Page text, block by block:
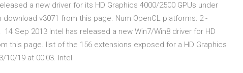
a new driver for its HD Graphics 4000/2500 GPUs under
v3071 from this page. Num OpenCL platforms: 2 -
14 Sep 2013 Intel has released a new Win7/Win8 driver for HD
this page. list of the 156 extensions exposed for a HD Graphics
10/19 at 00:03. Intel